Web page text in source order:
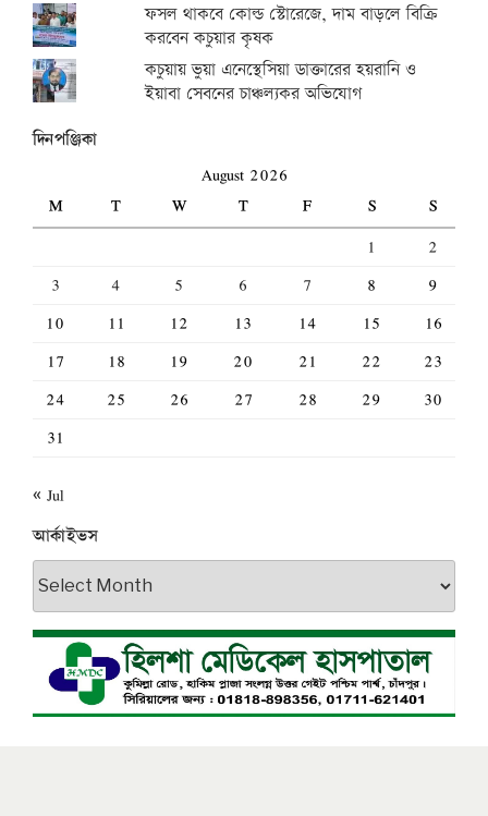
ফসল থাকবে কোল্ড স্টোরেজে, দাম বাড়লে বিক্রি
করবেন কচুয়ার কৃষক
কচুয়ায় ভুয়া এনেস্থেসিয়া ডাক্তারের হয়রানি ও
ইয়াবা সেবনের চাঞ্চল্যকর অভিযোগ
দিনপঞ্জিকা
August 2026
M
T W T F S
S
1
2
3
4 5 6 7 8
9
10
11 12 13 14 15
16
17
18 19 20 21 22
23
24
25 26 27 28 29
30
31
« Jul
আর্কাইভস
আর্কাইভস